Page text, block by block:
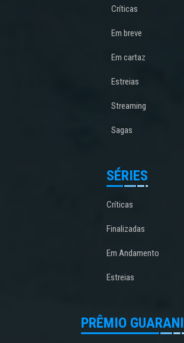
Críticas
Em breve
Em cartaz
Estreias
Streaming
Sagas
SÉRIES
Críticas
Finalizadas
Em Andamento
Estreias
PRÊMIO GUARANI